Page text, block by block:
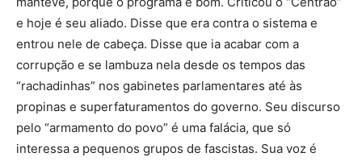
e hoje é seu aliado. Disse que era contra o sistema e
entrou nele de cabeça. Disse que ia acabar com a
corrupção e se lambuza nela desde os tempos das
“rachadinhas” nos gabinetes parlamentares até às
propinas e superfaturamentos do governo. Seu discurso
pelo “armamento do povo” é uma falácia, que só
interessa a pequenos grupos de fascistas. Sua voz é